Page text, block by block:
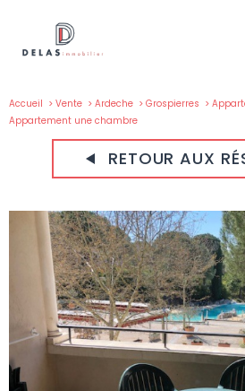
Accueil Vente Ardeche Grospierres
Appartement une chambre
RETOUR AUX